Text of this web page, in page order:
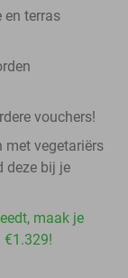
en terras
vouchers!
met vegetariërs
deze bij je
maak je
€1.329!